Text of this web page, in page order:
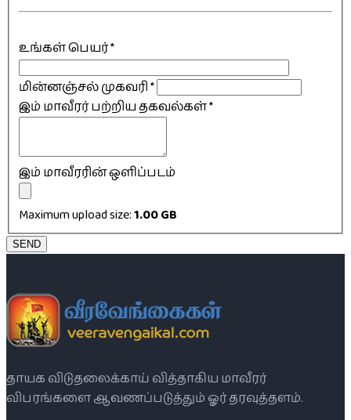
உங்கள் பெயர்*
மின்னஞ்சல் முகவரி*
இம் மாவீரர் பற்றிய தகவல்கள்*
இம் மாவீரரின் ஒளிப்படம்
Maximum upload size:1.00 GB
SEND
தாயக விடுதலைக்காய் வித்தாகிய மாவீரர்
விபரங்களை ஆவணப்படுத்தும் ஓர் தரவுத்தளம்.